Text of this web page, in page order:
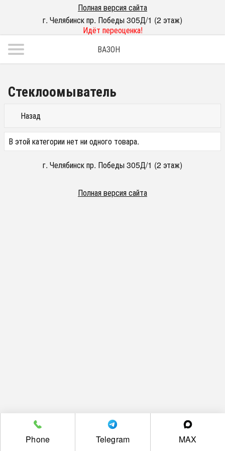
Полная версия сайта
г. Челябинск пр. Победы 305Д/1 (2 этаж)
Идёт переоценка!
ВАЗОН
Стеклоомыватель
Назад
В этой категории нет ни одного товара.
г. Челябинск пр. Победы 305Д/1 (2 этаж)
Полная версия сайта
Phone Telegram MAX